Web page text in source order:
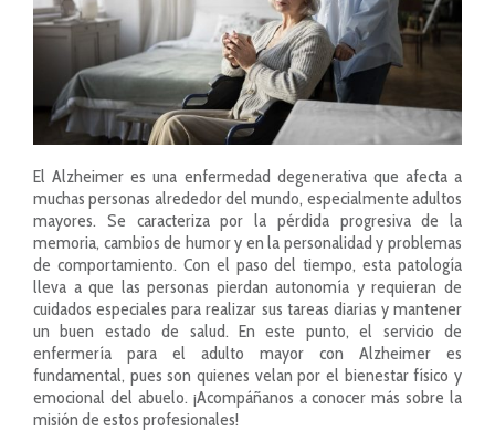
El Alzheimer es una enfermedad degenerativa que afecta a
muchas personas alrededor del mundo, especialmente adultos
mayores. Se caracteriza por la pérdida progresiva de la
memoria, cambios de humor y en la personalidad y problemas
de comportamiento. Con el paso del tiempo, esta patología
lleva a que las personas pierdan autonomía y requieran de
cuidados especiales para realizar sus tareas diarias y mantener
un buen estado de salud. En este punto, el servicio de
enfermería para el adulto mayor con Alzheimer es
fundamental, pues son quienes velan por el bienestar físico y
emocional del abuelo. ¡Acompáñanos a conocer más sobre la
misión de estos profesionales!